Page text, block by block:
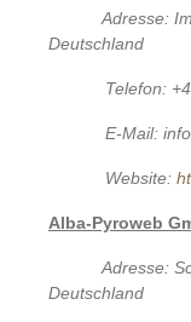
Adresse:
Deutschland
Telefon:
E-Mail:
Website:
Alba-Pyroweb
Adresse:
Deutschland